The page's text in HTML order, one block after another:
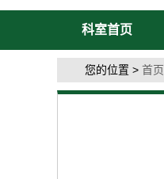
科室首页
您的位置 > 首页